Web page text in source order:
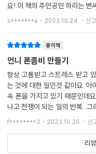
요! 이 책의 주인공인 하리는 변씨 집안의 둘째 딸입니다. 첫째 딸인 주리와
s*******a 2023.10.24. 신고
종이책
언니 폰좀비 만들기
항상 고통받고 스트레스 받고
는 것에 대한 일인것 같아요. 아
속 폰을 가지고 있기 때문인데
나고 전쟁이 되는 일의 반복..
마음을 다시 정화 시키는 일을
f********3 2023.10.20. 신
리